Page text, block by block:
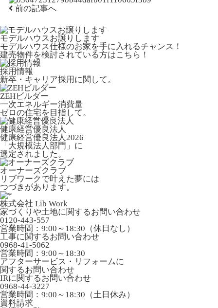
前の記事へ
モデルハウスお譲りします
モデルハウス仕様のお家を手に入れるチャンス！
建売物件を検討されている方はこちら！
採用情報
新卒・キャリア採用に関して。
ZEHビルダー
一次エネルギー消費量
ゼロの住宅を目指して。
健康経営優良法人
健康経営優良法人2026
「大規模法人部門」に
選定されました。
オーナーズクラブ
リブワークで叶えた夢には
つづきがあります。
株式会社 Lib Work
家づくりや土地に関するお問い合わせ
0120-443-557
営業時間：9:00～18:30（休日なし）
工事に関するお問い合わせ
0968-41-5062
営業時間：9:00～18:30
アフターサービス・リフォームに
関するお問い合わせ
IRに関するお問い合わせ
0968-44-3227
営業時間：9:00～18:30（土日休み）
資料請求